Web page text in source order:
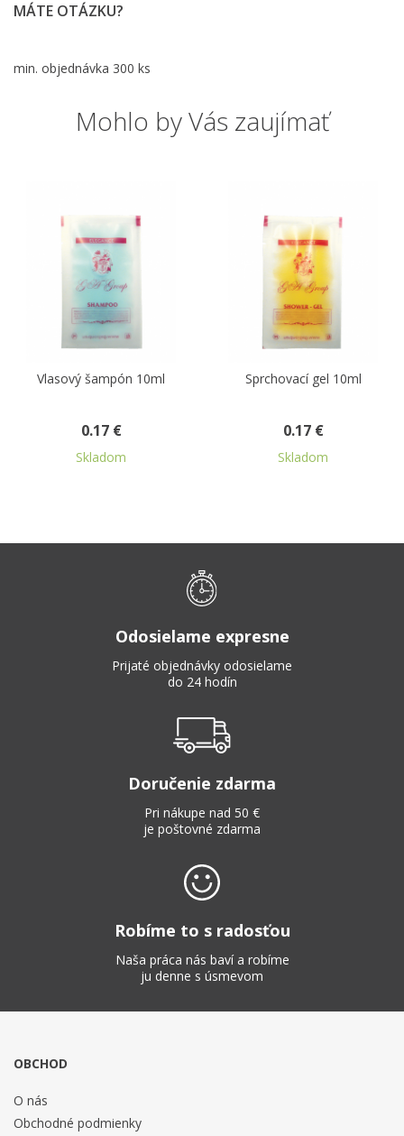
MÁTE OTÁZKU?
min. objednávka 300 ks
Mohlo by Vás zaujímať
Vlasový šampón 10ml
0.17 €
Skladom
Sprchovací gel 10ml
0.17 €
Skladom
Odosielame expresne
Prijaté objednávky odosielame
do 24 hodín
Doručenie zdarma
Pri nákupe nad 50 €
je poštovné zdarma
Robíme to s radosťou
Naša práca nás baví a robíme
ju denne s úsmevom
OBCHOD
O nás
Obchodné podmienky